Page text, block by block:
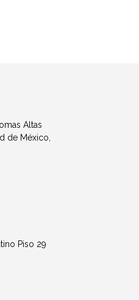
Altas
de México,
Piso 29